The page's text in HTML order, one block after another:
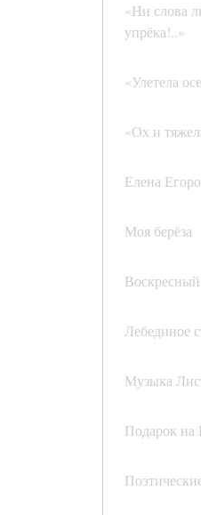
«Ни слова
упрёка!..»
«Улетела
«Ох и
Елена
Моя берёза
Воскресный
Лебединое
Музыка
Подарок на